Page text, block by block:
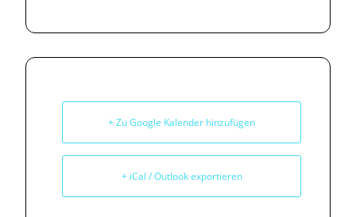
+ Zu Google Kalender hinzufügen
+ iCal / Outlook exportieren